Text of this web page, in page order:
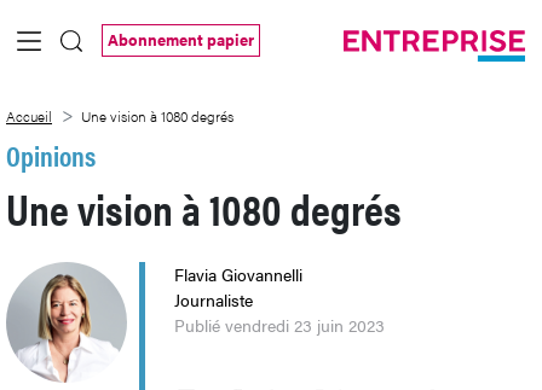
Saut au contenu principal
Abonnement papier
Accueil Une vision à 1080 degrés
Opinions
Une vision à 1080 degrés
Flavia Giovannelli
Journaliste
Publié vendredi 23 juin 2023